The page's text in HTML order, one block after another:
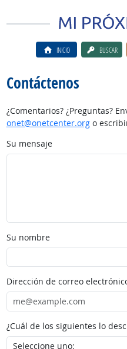
INICIO BUSCAR
Contáctenos
¿Comentarios? ¿Preguntas?
onet@onetcenter.orgo
Su mensaje
Su nombre
Dirección de correo
¿Cuál de los siguientes lo